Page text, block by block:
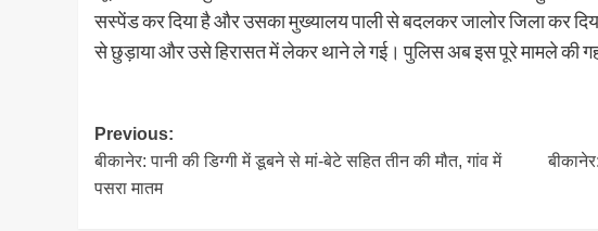
सस्पेंड कर दिया है और उसका मुख्यालय पाली से बदलकर जालोर जिला कर
से छुड़ाया और उसे हिरासत में लेकर थाने ले गई। पुलिस अब इस पूरे मामले की
Post
navigation
Previous:
बीकानेर: पानी की डिग्गी में डूबने से मां-बेटे सहित तीन की मौत, गांव में
पसरा मातम